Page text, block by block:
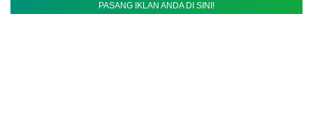
PASANG IKLAN ANDA DI SINI!